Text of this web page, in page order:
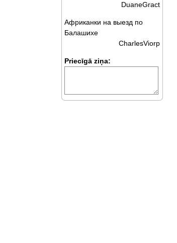
DuaneGract
Африканки на выезд по
Балашихе
CharlesViorp
Priecīgā ziņa: